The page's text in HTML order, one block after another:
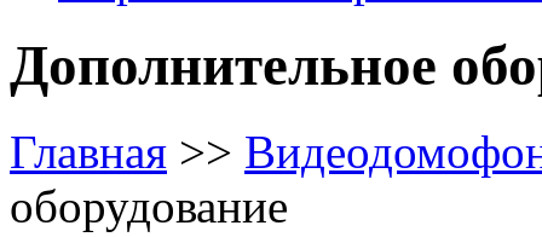
Дополнительное
Главная >>
оборудование